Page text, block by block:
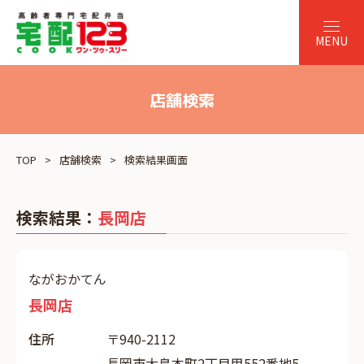
店舗検索
TOP 店舗検索 検索結果画面
検索結果： 長岡店
ながおかてん
長岡店
住所
〒940-2112